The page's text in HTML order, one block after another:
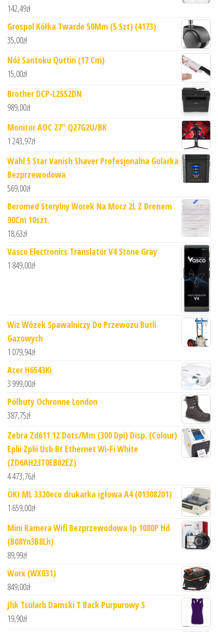
142,49zł
Grospol Kółka Twarde 50Mm (5 Szt) (4173)
35,00zł
Nóż Santoku Quttin (17 Cm)
15,00zł
Brother DCP-L2552DN
989,00zł
Monitor AOC 27" Q27G2U/BK
1 243,97zł
Wahl 5 Star Vanish Shaver Profesjonalna Golarka
Bezprzewodowa
569,00zł
Beromed Sterylny Worek Na Mocz 2L Z Drenem
90Cm 10szt.
18,63zł
Vasco Electronics Translator V4 Stone Gray
1 849,00zł
Wiz Wózek Spawalniczy Do Przewozu Butli
Gazowych
1 079,94zł
Acer H6543Ki
3 999,00zł
Półbuty Ochronne London
387,75zł
Zebra Zd611 12 Dots/Mm (300 Dpi) Disp. (Colour)
Eplii Zplii Usb Bt Ethernet Wi-Fi White
(ZD6AH23T0EB02EZ)
4 473,76zł
OKI ML 3320eco drukarka igłowa A4 (01308201)
1 659,00zł
Mini Kamera Wifi Bezprzewodowa Ip 1080P Hd
(B08Yn3B8Lh)
89,99zł
Worx (WX031)
849,00zł
Jhk Tsularb Damski T Back Purpurowy S
19,90zł